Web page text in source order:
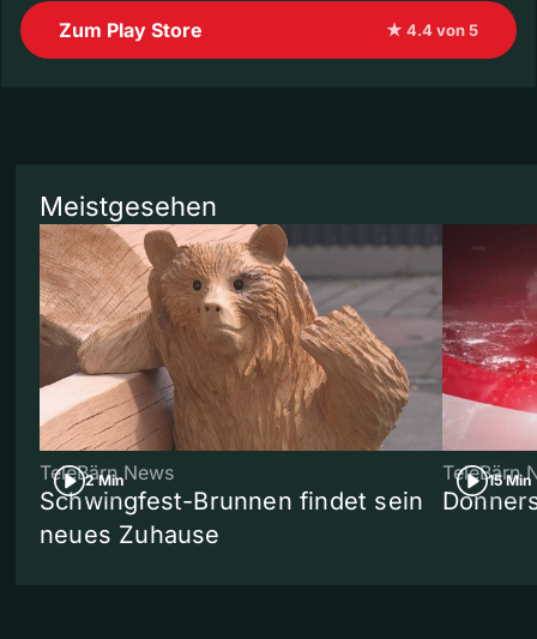
Zum Play Store ★ 4.4 von 5
Meistgesehen
2 Min
TeleBärn News
Schwingfest-Brunnen findet sein
neues Zuhause
15 Min
TeleBärn